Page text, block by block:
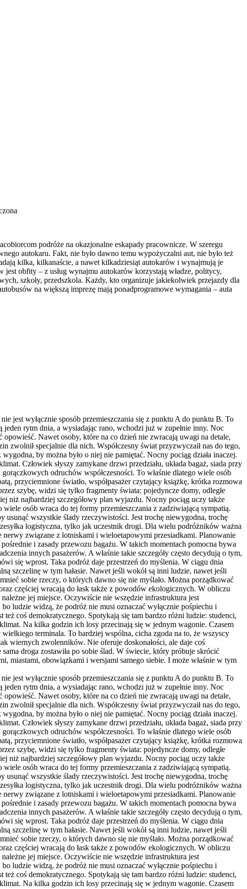
podróże na okazjonalne eskapady pracownicze. W szeregu
autokaru. Fakt, nie było dawno temu wypożyczalni aut, nie było też
kilka, kilkanaście, a nawet kilkadziesiąt autokarów i wynajmują je
obfity – z usług wynajmu autokarów korzystają władze, politycy,
szkoły, przedszkola. Każdy, kto organizuje jakiekolwiek przejazdy dla
na większą imprezę mają ponadprogramowe wymagania – auta
jest wyłącznie sposób przemieszczania się z punktu A do punktu B. To
rytm dnia, a wysiadając rano, wchodzi już w zupełnie inny. Noc
Nawet osoby, które na co dzień nie zwracają uwagi na detale,
zwolnił specjalnie dla nich. Współczesny świat przyzwyczaił nas do tego,
by można było o niej nie pamiętać. Nocny pociąg działa inaczej.
Człowiek słyszy zamykane drzwi przedziału, układa bagaż, siada przy
odruchów współczesności. To właśnie dlatego wiele osób
przyciemnione światło, współpasażer czytający książkę, krótka rozmowa
szybę, widzi się tylko fragmenty świata: pojedyncze domy, odległe
niż najbardziej szczegółowy plan wyjazdu. Nocny pociąg uczy także
osób wraca do tej formy przemieszczania z zadziwiającą sympatią.
wszystkie ślady rzeczywistości. Jest trochę niewygodna, trochę
logistyczna, tylko jak uczestnik drogi. Dla wielu podróżników ważna
nerwy związane z lotniskami i wieloetapowymi przesiadkami. Planowanie
i zasady przewozu bagażu. W takich momentach pomocna bywa
innych pasażerów. A właśnie takie szczegóły często decydują o tym,
się wprost. Taka podróż daje przestrzeń do myślenia. W ciągu dnia
szczelinę w tym hałasie. Nawet jeśli wokół są inni ludzie, nawet jeśli
sobie rzeczy, o których dawno się nie myślało. Można porządkować
częściej wracają do łask także z powodów ekologicznych. W obliczu
jej miejsce. Oczywiście nie wszędzie infrastruktura jest
ludzie widzą, że podróż nie musi oznaczać wyłącznie pośpiechu i
coś demokratycznego. Spotykają się tam bardzo różni ludzie: studenci,
Na kilka godzin ich losy przecinają się w jednym wagonie. Czasem
terminala. To bardziej wspólna, cicha zgoda na to, że wszyscy
wiernych zwolenników. Nie oferuje doskonałości, ale daje coś
droga zostawiła po sobie ślad. W świecie, który próbuje skrócić
miastami, obowiązkami i wersjami samego siebie. I może właśnie w tym
jest wyłącznie sposób przemieszczania się z punktu A do punktu B. To
rytm dnia, a wysiadając rano, wchodzi już w zupełnie inny. Noc
Nawet osoby, które na co dzień nie zwracają uwagi na detale,
zwolnił specjalnie dla nich. Współczesny świat przyzwyczaił nas do tego,
by można było o niej nie pamiętać. Nocny pociąg działa inaczej.
Człowiek słyszy zamykane drzwi przedziału, układa bagaż, siada przy
odruchów współczesności. To właśnie dlatego wiele osób
przyciemnione światło, współpasażer czytający książkę, krótka rozmowa
szybę, widzi się tylko fragmenty świata: pojedyncze domy, odległe
niż najbardziej szczegółowy plan wyjazdu. Nocny pociąg uczy także
osób wraca do tej formy przemieszczania z zadziwiającą sympatią.
wszystkie ślady rzeczywistości. Jest trochę niewygodna, trochę
logistyczna, tylko jak uczestnik drogi. Dla wielu podróżników ważna
nerwy związane z lotniskami i wieloetapowymi przesiadkami. Planowanie
i zasady przewozu bagażu. W takich momentach pomocna bywa
innych pasażerów. A właśnie takie szczegóły często decydują o tym,
się wprost. Taka podróż daje przestrzeń do myślenia. W ciągu dnia
szczelinę w tym hałasie. Nawet jeśli wokół są inni ludzie, nawet jeśli
sobie rzeczy, o których dawno się nie myślało. Można porządkować
częściej wracają do łask także z powodów ekologicznych. W obliczu
jej miejsce. Oczywiście nie wszędzie infrastruktura jest
ludzie widzą, że podróż nie musi oznaczać wyłącznie pośpiechu i
coś demokratycznego. Spotykają się tam bardzo różni ludzie: studenci,
Na kilka godzin ich losy przecinają się w jednym wagonie. Czasem